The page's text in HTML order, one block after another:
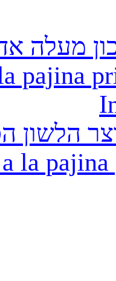
מעלה
pajina
הלשון
la